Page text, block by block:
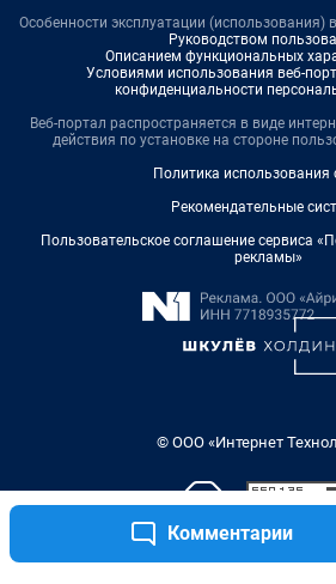
Комментарии
Особенности эксплуатации (использования)
Руководством
Описанием функциональных
Условиями использования веб-
конфиденциальности
Веб-портал распространяется в виде
действия по установке на стороне
Политика использования
Рекомендательные
Пользовательское соглашение сервиса
рекламы»
© ООО «Интернет